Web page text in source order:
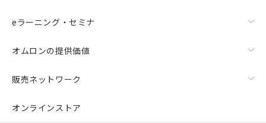
eラーニング・セミナ
オムロンの提供価値
販売ネットワーク
オンラインストア